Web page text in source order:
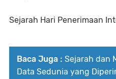
Sejarah Hari Penerimaan
Baca Juga : Sejarah dan
Data Sedunia yang